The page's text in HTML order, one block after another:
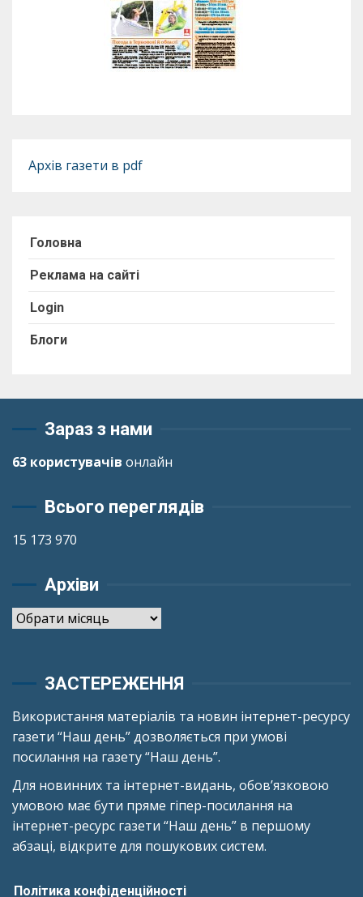
Архів газети в pdf
Головна
Реклама на сайті
Login
Блоги
Зараз з нами
63 користувачів онлайн
Всього переглядів
15 173 970
Архіви
Архіви
ЗАСТЕРЕЖЕННЯ
Використання матеріалів та новин інтернет-ресурсу
газети “Наш день” дозволяється при умові
посилання на газету “Наш день”.
Для новинних та інтернет-видань, обов’язковою
умовою має бути пряме гіпер-посилання на
інтернет-ресурс газети “Наш день” в першому
абзаці, відкрите для пошукових систем.
Політика конфіденційності